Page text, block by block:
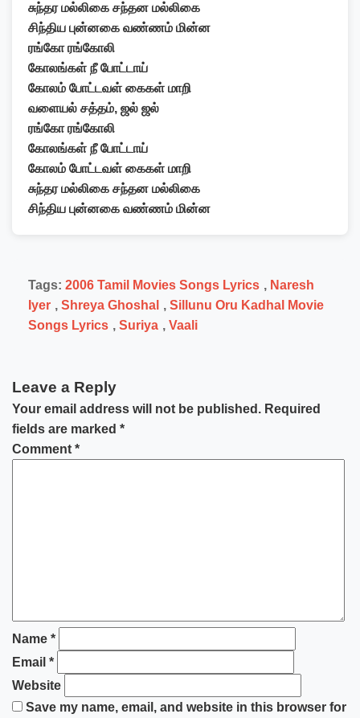
சுந்தர மல்லிகை சந்தன மல்லிகை
சிந்திய புன்னகை வண்ணம் மின்ன
ரங்கோ ரங்கோலி
கோலங்கள் நீ போட்டாய்
கோலம் போட்டவள் கைகள் மாறி
வளையல் சத்தம், ஜல் ஜல்
ரங்கோ ரங்கோலி
கோலங்கள் நீ போட்டாய்
கோலம் போட்டவள் கைகள் மாறி
சுந்தர மல்லிகை சந்தன மல்லிகை
சிந்திய புன்னகை வண்ணம் மின்ன
Tags: 2006 Tamil Movies Songs Lyrics , Naresh
Iyer , Shreya Ghoshal , Sillunu Oru Kadhal Movie
Songs Lyrics , Suriya , Vaali
Leave a Reply
Your email address will not be published. Required
fields are marked *
Comment *
Name *
Email *
Website
Save my name, email, and website in this browser for